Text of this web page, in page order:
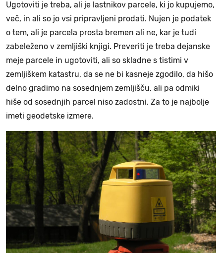
Ugotoviti je treba, ali je lastnikov parcele, ki jo kupujemo,
več, in ali so jo vsi pripravljeni prodati. Nujen je podatek
o tem, ali je parcela prosta bremen ali ne, kar je tudi
zabeleženo v zemljiški knjigi. Preveriti je treba dejanske
meje parcele in ugotoviti, ali so skladne s tistimi v
zemljiškem katastru, da se ne bi kasneje zgodilo, da hišo
delno gradimo na sosednjem zemljišču, ali pa odmiki
hiše od sosednjih parcel niso zadostni. Za to je najbolje
imeti geodetske izmere.